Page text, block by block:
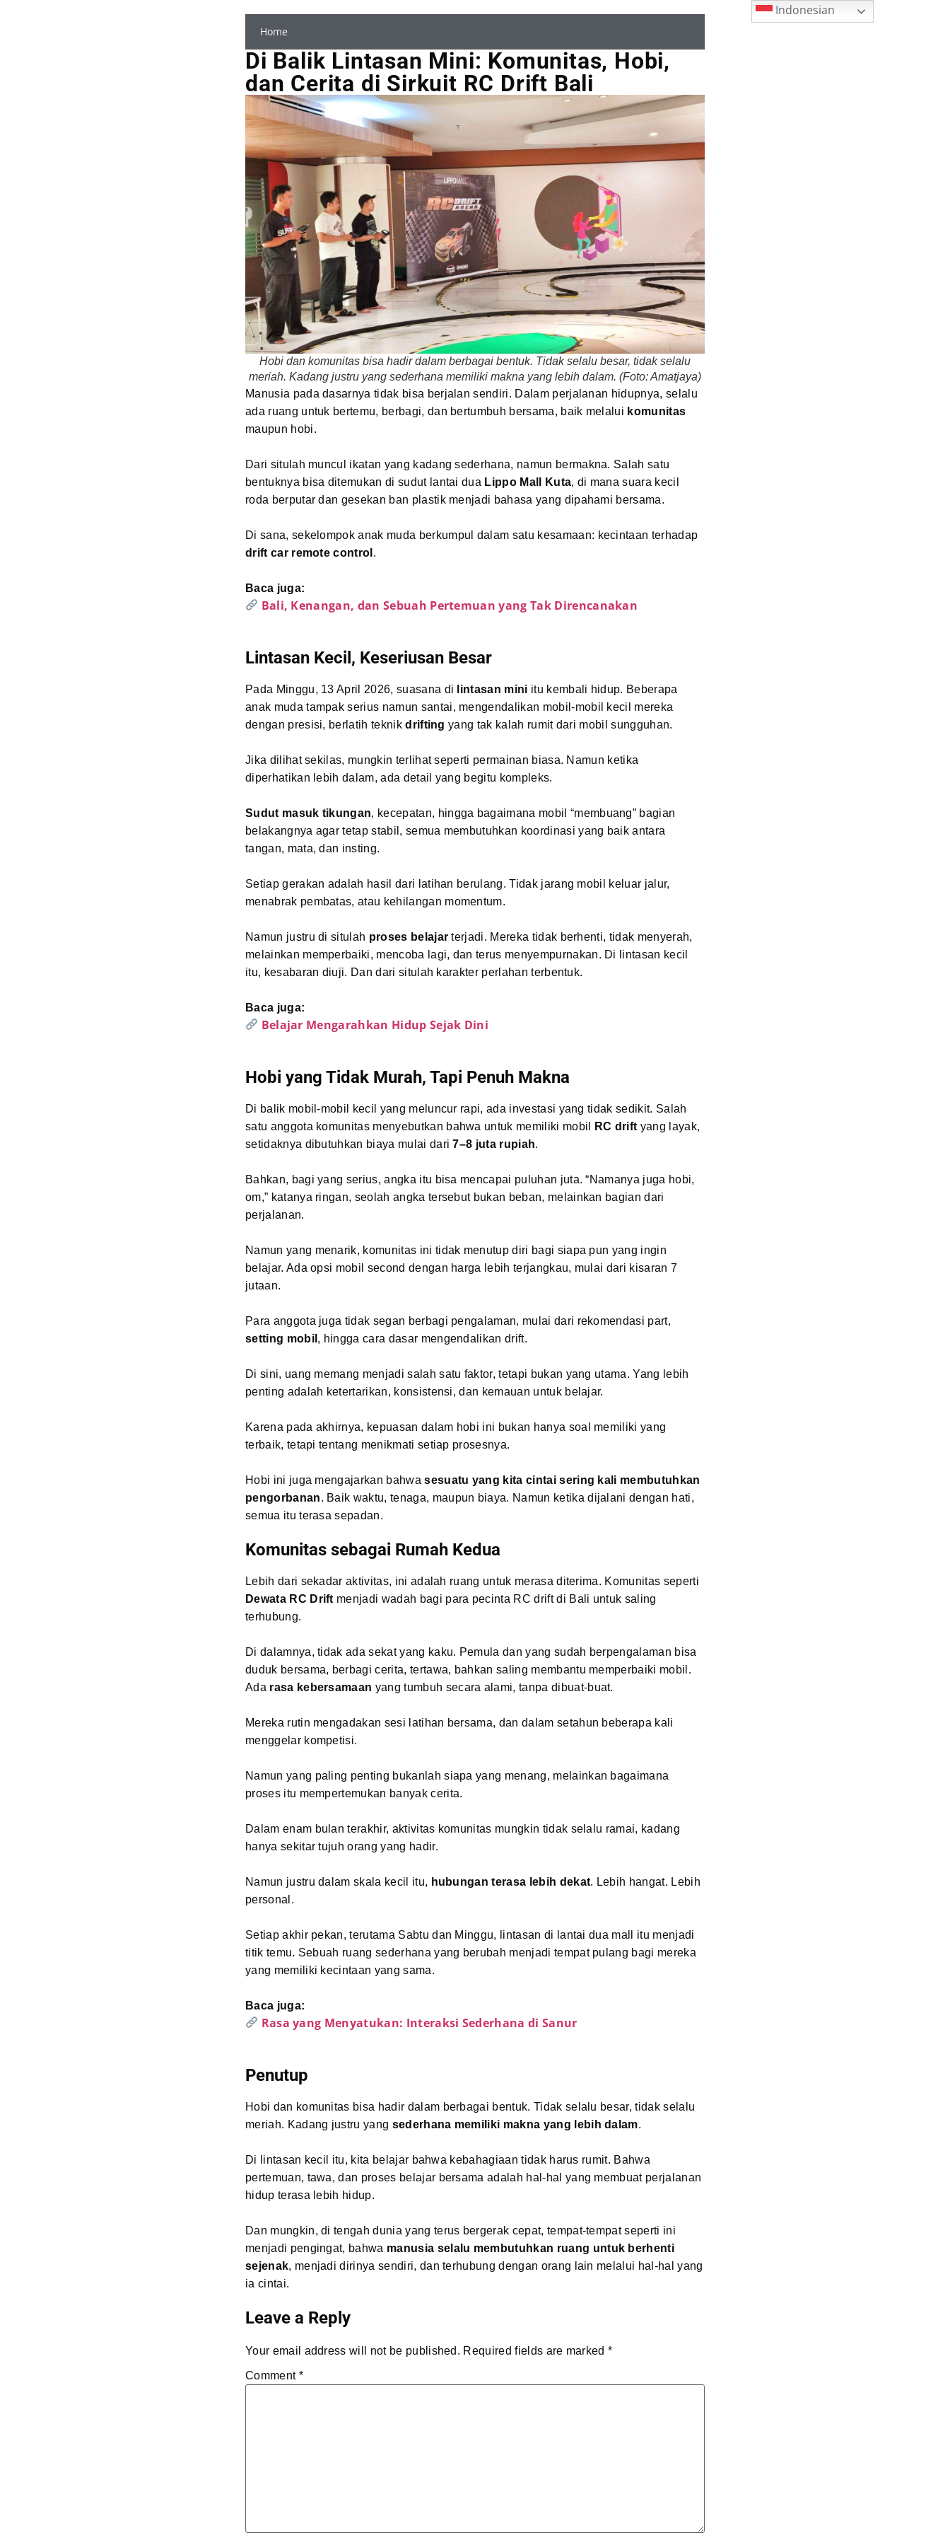
Home
Di Balik Lintasan Mini: Komunitas, Hobi,
dan Cerita di Sirkuit RC Drift Bali
Hobi dan komunitas bisa hadir dalam berbagai bentuk. Tidak selalu besar, tidak selalu
meriah. Kadang justru yang sederhana memiliki makna yang lebih dalam. (Foto: Amatjaya)
Manusia pada dasarnya tidak bisa berjalan sendiri. Dalam perjalanan hidupnya, selalu
ada ruang untuk bertemu, berbagi, dan bertumbuh bersama, baik melalui komunitas
maupun hobi.
Dari situlah muncul ikatan yang kadang sederhana, namun bermakna. Salah satu
bentuknya bisa ditemukan di sudut lantai dua Lippo Mall Kuta, di mana suara kecil
roda berputar dan gesekan ban plastik menjadi bahasa yang dipahami bersama.
Di sana, sekelompok anak muda berkumpul dalam satu kesamaan: kecintaan terhadap
drift car remote control .
Baca juga:
Bali, Kenangan, dan Sebuah Pertemuan yang Tak Direncanakan
Lintasan Kecil, Keseriusan Besar
Pada Minggu, 13 April 2026, suasana di lintasan mini itu kembali hidup. Beberapa
anak muda tampak serius namun santai, mengendalikan mobil-mobil kecil mereka
dengan presisi, berlatih teknikdrifting yang tak kalah rumit dari mobil sungguhan.
Jika dilihat sekilas, mungkin terlihat seperti permainan biasa. Namun ketika
diperhatikan lebih dalam, ada detail yang begitu kompleks.
Sudut masuk tikungan, kecepatan, hingga bagaimana mobil “membuang” bagian
belakangnya agar tetap stabil, semua membutuhkan koordinasi yang baik antara
tangan, mata, dan insting.
Setiap gerakan adalah hasil dari latihan berulang. Tidak jarang mobil keluar jalur,
menabrak pembatas, atau kehilangan momentum.
Namun justru di situlah proses belajar terjadi. Mereka tidak berhenti, tidak menyerah,
melainkan memperbaiki, mencoba lagi, dan terus menyempurnakan. Di lintasan kecil
itu, kesabaran diuji. Dan dari situlah karakter perlahan terbentuk.
Baca juga:
Belajar Mengarahkan Hidup Sejak Dini
Hobi yang Tidak Murah, Tapi Penuh Makna
Di balik mobil-mobil kecil yang meluncur rapi, ada investasi yang tidak sedikit. Salah
satu anggota komunitas menyebutkan bahwa untuk memiliki mobil
RC drift yang layak,
setidaknya dibutuhkan biaya mulai dari7–8 juta rupiah.
Bahkan, bagi yang serius, angka itu bisa mencapai puluhan juta. “Namanya juga hobi,
om,” katanya ringan, seolah angka tersebut bukan beban, melainkan bagian dari
perjalanan.
Namun yang menarik, komunitas ini tidak menutup diri bagi siapa pun yang ingin
belajar. Ada opsi mobil second dengan harga lebih terjangkau, mulai dari kisaran 7
jutaan.
Para anggota juga tidak segan berbagi pengalaman, mulai dari rekomendasi part,
setting mobil , hingga cara dasar mengendalikan drift.
Di sini, uang memang menjadi salah satu faktor, tetapi bukan yang utama. Yang lebih
penting adalah ketertarikan, konsistensi, dan kemauan untuk belajar.
Karena pada akhirnya, kepuasan dalam hobi ini bukan hanya soal memiliki yang
terbaik, tetapi tentang menikmati setiap prosesnya.
Hobi ini juga mengajarkan bahwasesuatu yang kita cintai sering kali membutuhkan
pengorbanan. Baik waktu, tenaga, maupun biaya. Namun ketika dijalani dengan hati,
semua itu terasa sepadan.
Komunitas sebagai Rumah Kedua
Lebih dari sekadar aktivitas, ini adalah ruang untuk merasa diterima. Komunitas seperti
Dewata RC Drift menjadi wadah bagi para pecinta RC drift di Bali untuk saling
terhubung.
Di dalamnya, tidak ada sekat yang kaku. Pemula dan yang sudah berpengalaman bisa
duduk bersama, berbagi cerita, tertawa, bahkan saling membantu memperbaiki mobil.
Ada rasa kebersamaan yang tumbuh secara alami, tanpa dibuat-buat.
Mereka rutin mengadakan sesi latihan bersama, dan dalam setahun beberapa kali
menggelar kompetisi.
Namun yang paling penting bukanlah siapa yang menang, melainkan bagaimana
proses itu mempertemukan banyak cerita.
Dalam enam bulan terakhir, aktivitas komunitas mungkin tidak selalu ramai, kadang
hanya sekitar tujuh orang yang hadir.
Namun justru dalam skala kecil itu, hubungan terasa lebih dekat. Lebih hangat. Lebih
personal.
Setiap akhir pekan, terutama Sabtu dan Minggu, lintasan di lantai dua mall itu menjadi
titik temu. Sebuah ruang sederhana yang berubah menjadi tempat pulang bagi mereka
yang memiliki kecintaan yang sama.
Baca juga:
Rasa yang Menyatukan: Interaksi Sederhana di Sanur
Penutup
Hobi dan komunitas bisa hadir dalam berbagai bentuk. Tidak selalu besar, tidak selalu
meriah. Kadang justru yang sederhana memiliki makna yang lebih dalam.
Di lintasan kecil itu, kita belajar bahwa kebahagiaan tidak harus rumit. Bahwa
pertemuan, tawa, dan proses belajar bersama adalah hal-hal yang membuat perjalanan
hidup terasa lebih hidup.
Dan mungkin, di tengah dunia yang terus bergerak cepat, tempat-tempat seperti ini
menjadi pengingat, bahwa manusia selalu membutuhkan ruang untuk berhenti
sejenak, menjadi dirinya sendiri, dan terhubung dengan orang lain melalui hal-hal yang
ia cintai.
Leave a Reply
Your email address will not be published. Required fields are marked*
Comment *
Indonesian